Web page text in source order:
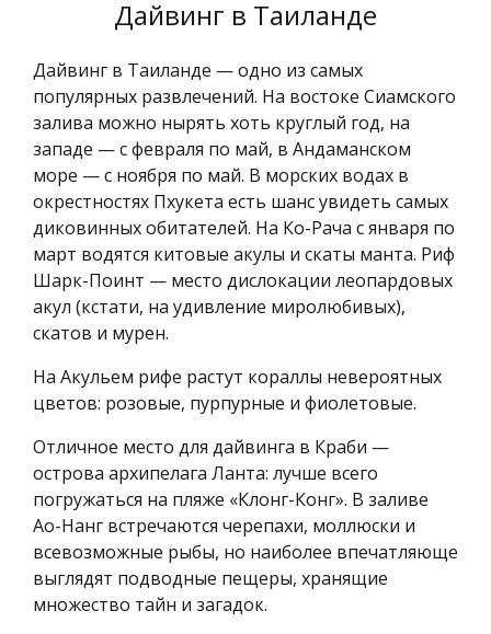
Дайвинг в Таиланде
Дайвинг в Таиланде — одно из самых
популярных развлечений. На востоке Сиамского
залива можно нырять хоть круглый год, на
западе — с февраля по май, в Андаманском
море — с ноября по май. В морских водах в
окрестностях Пхукета есть шанс увидеть самых
диковинных обитателей. На Ко-Рача с января по
март водятся китовые акулы и скаты манта. Риф
Шарк-Поинт — место дислокации леопардовых
акул (кстати, на удивление миролюбивых),
скатов и мурен.
На Акульем рифе растут кораллы невероятных
цветов: розовые, пурпурные и фиолетовые.
Отличное место для дайвинга в Краби —
острова архипелага Ланта: лучше всего
погружаться на пляже «Клонг-Конг». В заливе
Ао-Нанг встречаются черепахи, моллюски и
всевозможные рыбы, но наиболее впечатляюще
выглядят подводные пещеры, хранящие
множество тайн и загадок.